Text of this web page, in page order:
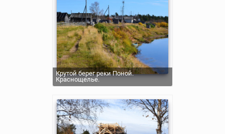
Крутой берег реки Поной.
Краснощелье.